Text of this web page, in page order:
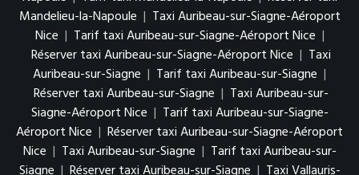
Mandelieu-la-Napoule | Taxi Auribeau-sur-Siagne-Aéroport
Nice | Tarif taxi Auribeau-sur-Siagne-Aéroport Nice |
Réserver taxi Auribeau-sur-Siagne-Aéroport Nice | Taxi
Auribeau-sur-Siagne | Tarif taxi Auribeau-sur-Siagne |
Réserver taxi Auribeau-sur-Siagne | Taxi Auribeau-sur-
Siagne-Aéroport Nice | Tarif taxi Auribeau-sur-Siagne-
Aéroport Nice | Réserver taxi Auribeau-sur-Siagne-Aéroport
Nice | Taxi Auribeau-sur-Siagne | Tarif taxi Auribeau-sur-